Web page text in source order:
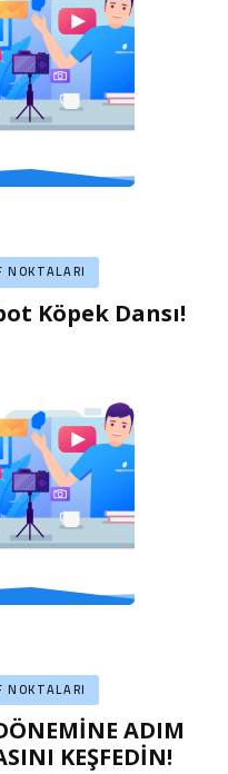
NOKTALARI
Köpek Dansı!
NOKTALARI
ADIM
KEŞFEDİN!